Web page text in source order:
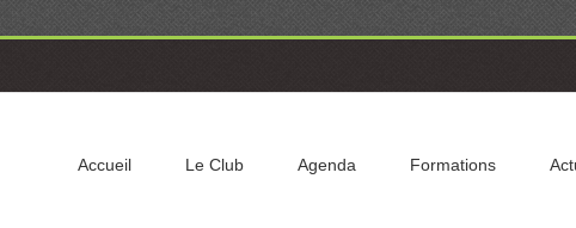
Accueil Le Club Agenda Formations